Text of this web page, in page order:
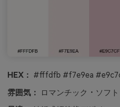
HEX： #fffdfb #f7e9ea
雰囲気：
ロマンチック・ソフ